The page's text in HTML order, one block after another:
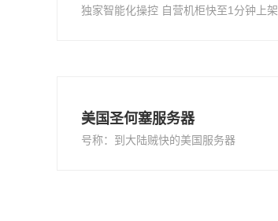
独家智能化操控 自营机柜快至1分钟上架
美国圣何塞服务器
号称：到大陆贼快的美国服务器